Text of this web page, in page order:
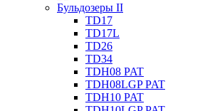
Бульдозеры II
TD17
TD17L
TD26
TD34
TDH08 PAT
TDH08LGP PAT
TDH10 PAT